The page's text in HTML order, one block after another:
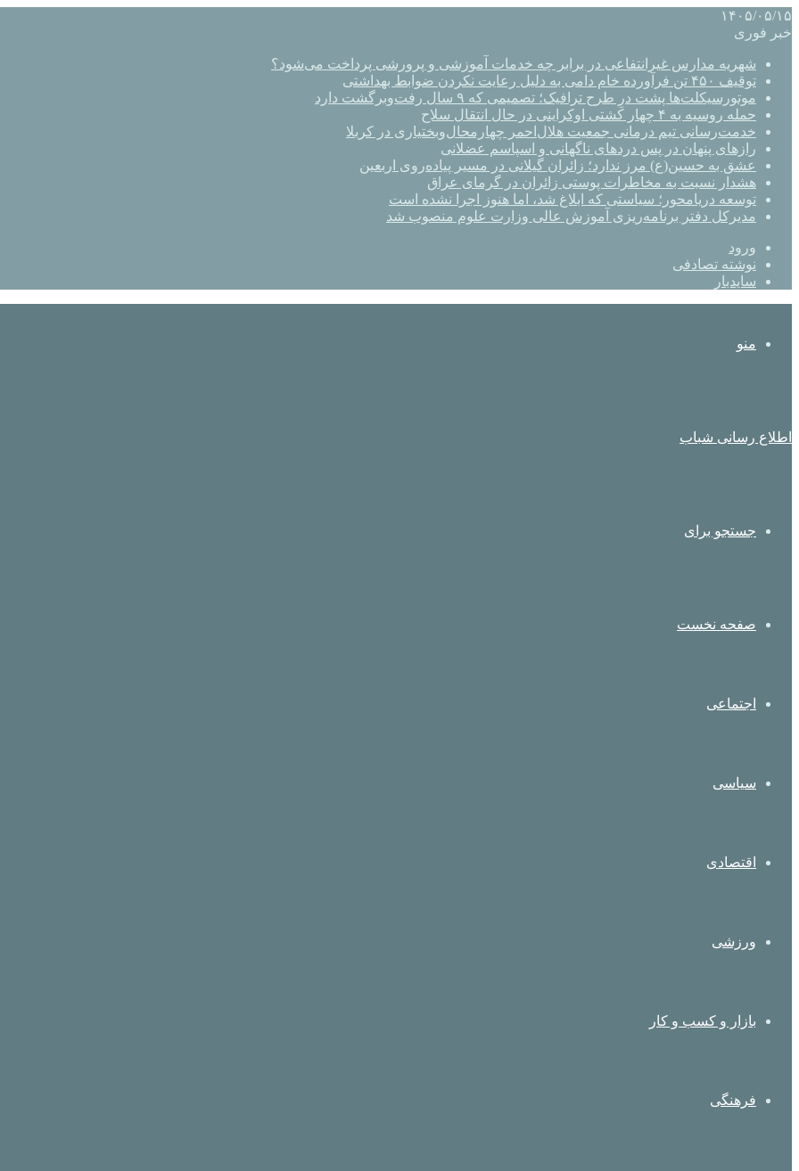
۱۴۰۵/۰۵/۱۵
خبر فوری
شهریه مدارس غیرانتفاعی در برابر چه خدمات آموزشی و پرورشی پرداخت می‌شود؟
توقیف ۴۵۰ تن فرآورده خام دامی به دلیل رعایت نکردن ضوابط بهداشتی
موتورسیکلت‌ها پشت درِ طرح ترافیک؛ تصمیمی که ۹ سال رفت‌وبرگشت دارد
حمله روسیه به ۴ چهار کشتی اوکراینی در حال انتقال سلاح
خدمت‌رسانی تیم درمانی جمعیت هلال‌احمر چهارمحال‌وبختیاری در کربلا
رازهای پنهان در پس دردهای ناگهانی و اسپاسم عضلانی
عشق به حسین(ع) مرز ندارد؛ زائران گیلانی در مسیر پیاده‌روی اربعین
هشدار نسبت به مخاطرات پوستی زائران در گرمای عراق
توسعه دریامحور؛ سیاستی که ابلاغ شد، اما هنوز اجرا نشده است
مدیرکل دفتر برنامه‌ریزی آموزش عالی وزارت علوم منصوب شد
ورود
نوشته تصادفی
سایدبار
منو
اطلاع رسانی شباب
جستجو برای
صفحه نخست
اجتماعی
سیاسی
اقتصادی
ورزشی
بازار و کسب و کار
فرهنگی